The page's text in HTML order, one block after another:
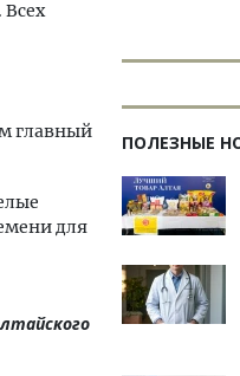
главный
для
ПОЛЕЗНЫЕ